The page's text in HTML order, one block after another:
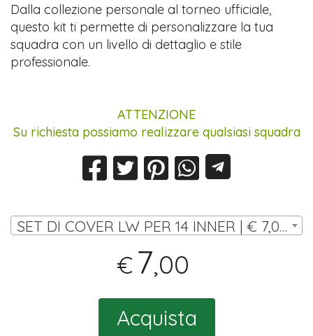
Dalla collezione personale al torneo ufficiale,
questo kit ti permette di personalizzare la tua
squadra con un livello di dettaglio e stile
professionale.
ATTENZIONE
Su richiesta possiamo realizzare qualsiasi squadra
SET DI COVER LW PER 14 INNER | € 7,00
€ 7,00
Acquista